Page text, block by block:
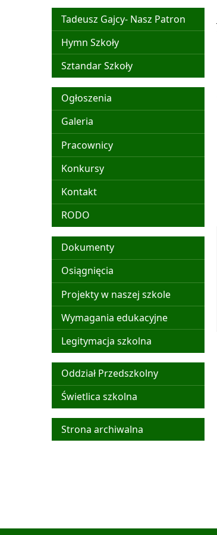
Nasz Patron
Tadeusz Gajcy- Nasz Patron
Hymn Szkoły
Sztandar Szkoły
Menu główne
Ogłoszenia
Galeria
Pracownicy
Konkursy
Kontakt
RODO
Menu
Dokumenty
Osiągnięcia
Projekty w naszej szkole
Wymagania edukacyjne
Legitymacja szkolna
Organizacja pracy szkoły
Oddział Przedszkolny
Świetlica szkolna
Archiwum
Strona archiwalna